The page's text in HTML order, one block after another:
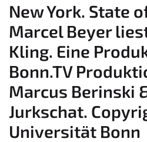
New York. State
Marcel Beyer
Kling. Eine
Bonn.TV
Marcus Berinski
Jurkschat.
Universität Bonn